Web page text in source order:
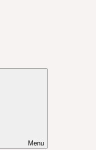
Menu